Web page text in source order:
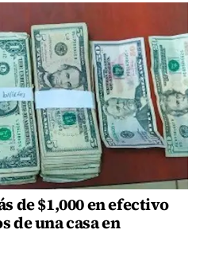
de $1,000 en efectivo
de una casa en